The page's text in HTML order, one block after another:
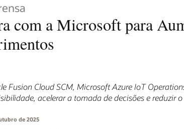
com a Microsoft para
Fusion Cloud SCM, Microsoft Azure IoT
acelerar a tomada de decisões e reduzir
de 2025